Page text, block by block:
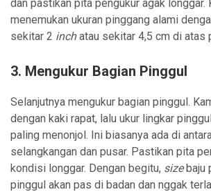
dan pastikan pita pengukur agak longgar.
menemukan ukuran pinggang alami
sekitar 2 inchatau sekitar 4,5 cm di atas
3. Mengukur Bagian Pinggul
Selanjutnya mengukur bagian pinggul.
dengan kaki rapat, lalu ukur lingkar
paling menonjol. Ini biasanya ada di
selangkangan dan pusar. Pastikan pita
kondisi longgar. Dengan begitu, sizebaju
pinggul akan pas di badan dan nggak